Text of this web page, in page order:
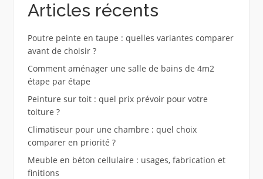
Articles récents
Poutre peinte en taupe : quelles variantes comparer
avant de choisir ?
Comment aménager une salle de bains de 4m2
étape par étape
Peinture sur toit : quel prix prévoir pour votre
toiture ?
Climatiseur pour une chambre : quel choix
comparer en priorité ?
Meuble en béton cellulaire : usages, fabrication et
finitions